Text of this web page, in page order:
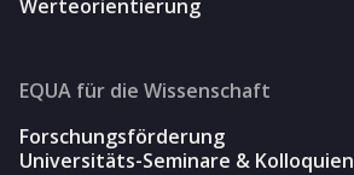
Werteorientierung
EQUA für die Wissenschaft
Forschungsförderung
Universitäts-Seminare & Kolloquien